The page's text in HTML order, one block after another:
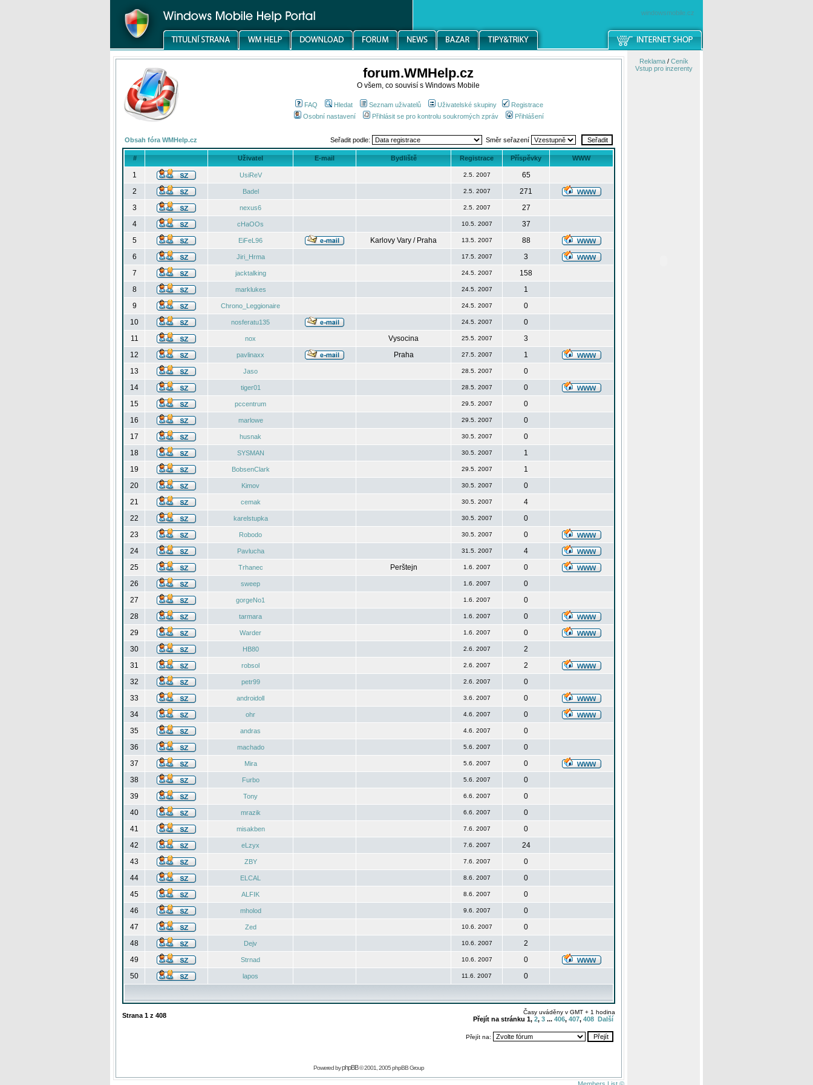
windowsmobile.cz
forum.WMHelp.cz
O všem, co souvisí s Windows Mobile
FAQ Hledat Seznam uživatelů Uživatelské skupiny
Registrace
Osobní nastavení
Přihlásit se pro kontrolu soukromých zpráv Přihlášení
Obsah fóra WMHelp.cz Seřadit podle: Směr seřazení
# Uživatel E-mail Bydliště Registrace Příspěvky WWW
1 UsiReV 2.5. 2007
65
2
Badel 2.5. 2007
271
3
nexus6 2.5. 2007
27
4
cHaOOs 10.5. 2007
37
5
EiFeL96 Karlovy Vary / Praha 13.5. 2007
88
6
Jiri_Hrma 17.5. 2007
3
7
jacktalking 24.5. 2007
158
8
marklukes 24.5. 2007
1
9
Chrono_Leggionaire 24.5. 2007
0
10
nosferatu135 24.5. 2007
0
11
nox Vysocina 25.5. 2007
3
12
pavlinaxx Praha 27.5. 2007
1
13
Jaso 28.5. 2007
0
14
tiger01 28.5. 2007
0
15
pccentrum 29.5. 2007
0
16
marlowe 29.5. 2007
0
17
husnak 30.5. 2007
0
18
SYSMAN 30.5. 2007
1
19
BobsenClark 29.5. 2007
1
20
Kimov 30.5. 2007
0
21
cemak 30.5. 2007
4
22
karelstupka 30.5. 2007
0
23
Robodo 30.5. 2007
0
24
Pavlucha 31.5. 2007
4
25
Trhanec Perštejn 1.6. 2007
0
26
sweep 1.6. 2007
0
27
gorgeNo1 1.6. 2007
0
28
tarmara 1.6. 2007
0
29
Warder 1.6. 2007
0
30
HB80 2.6. 2007
2
31
robsol 2.6. 2007
2
32
petr99 2.6. 2007
0
33
androidoll 3.6. 2007
0
34
ohr 4.6. 2007
0
35
andras 4.6. 2007
0
36
machado 5.6. 2007
0
37
Mira 5.6. 2007
0
38
Furbo 5.6. 2007
0
39
Tony 6.6. 2007
0
40
mrazik 6.6. 2007
0
41
misakben 7.6. 2007
0
42
eLzyx 7.6. 2007
24
43
ZBY 7.6. 2007
0
44
ELCAL 8.6. 2007
0
45
ALFIK 8.6. 2007
0
46
mholod 9.6. 2007
0
47
Zed 10.6. 2007
0
48
Dejv 10.6. 2007
2
49
Strnad 10.6. 2007
0
50
lapos 11.6. 2007 0
Strana 1 z 408 Časy uváděny v GMT + 1 hodina
Přejít na stránku 1, 2, 3 ... 406, 407, 408 Další
Přejít na:
Powered byphpBB© 2001, 2005 phpBB Group
Reklama/ Ceník
Vstup pro inzerenty